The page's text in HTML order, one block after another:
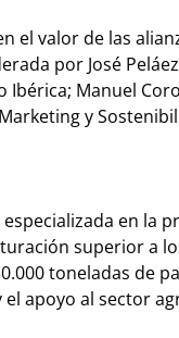
valor de las
por José
Manuel
y
en la
superior a
toneladas de
apoyo al sector